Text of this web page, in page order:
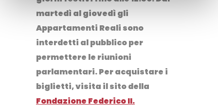
martedì al giovedì gli
Appartamenti Reali sono
interdetti al pubblico per
permettere le riunioni
parlamentari.Per acquistare i
biglietti, visita il sito della
Fondazione Federico II.